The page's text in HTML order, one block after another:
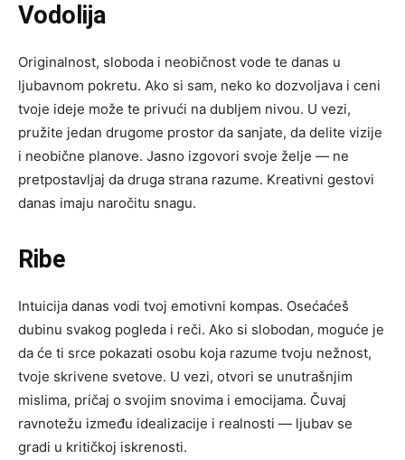
Vodolija
Originalnost, sloboda i neobičnost vode te danas u
ljubavnom pokretu. Ako si sam, neko ko dozvoljava i ceni
tvoje ideje može te privući na dubljem nivou. U vezi,
pružite jedan drugome prostor da sanjate, da delite vizije
i neobične planove. Jasno izgovori svoje želje — ne
pretpostavljaj da druga strana razume. Kreativni gestovi
danas imaju naročitu snagu.
Ribe
Intuicija danas vodi tvoj emotivni kompas. Osećaćeš
dubinu svakog pogleda i reči. Ako si slobodan, moguće je
da će ti srce pokazati osobu koja razume tvoju nežnost,
tvoje skrivene svetove. U vezi, otvori se unutrašnjim
mislima, pričaj o svojim snovima i emocijama. Čuvaj
ravnotežu između idealizacije i realnosti — ljubav se
gradi u kritičkoj iskrenosti.